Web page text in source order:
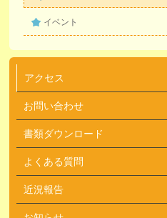
イベント
アクセス
お問い合わせ
書類ダウンロード
よくある質問
近況報告